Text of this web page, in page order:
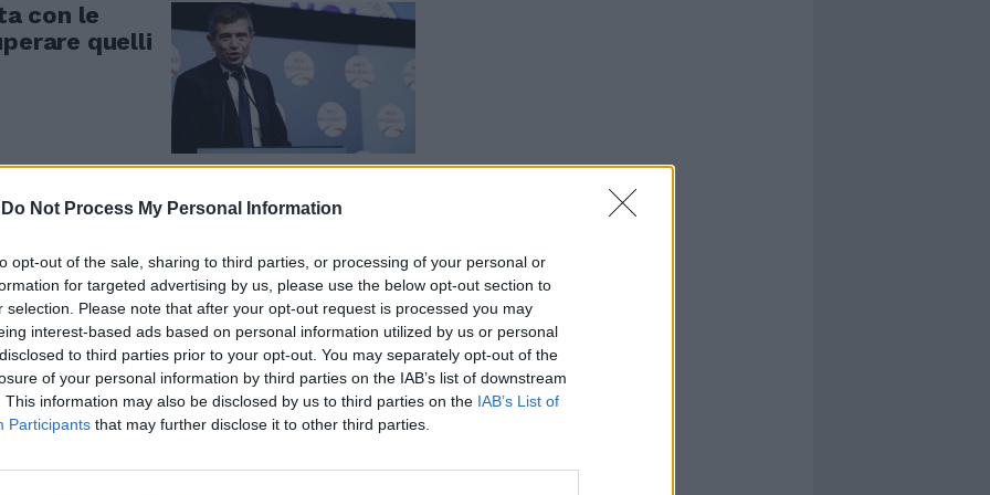
Do Not Process My Personal Information
opt-out of the sale, sharing to third parties, or processing of your personal or
for targeted advertising by us, please use the below opt-out section to
selection. Please note that after your opt-out request is processed you may
interest-based ads based on personal information utilized by us or personal
to third parties prior to your opt-out. You may separately opt-out of the
of your personal information by third parties on the IAB’s list of downstream
This information may also be disclosed by us to third parties on the IAB’s List of
Participants that may further disclose it to other third parties.
con le
quelli
e Lupi:
politico